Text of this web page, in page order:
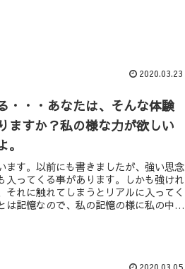
2020.03.23
・・・あなたは、そんな体験
ますか？私の様な力が欲しい
ます。以前にも書きましたが、強い思念
入ってくる事があります。しかも強けれ
それに触れてしまうとリアルに入ってく
は記憶なので、私の記憶の様に私の中に
2020.03.05